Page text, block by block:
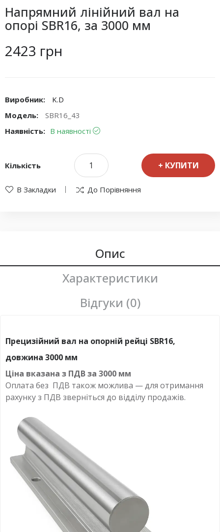
Напрямний лінійний вал на
опорі SBR16, за 3000 мм
2423 грн
Виробник:
K.D
Модель:
SBR16_43
Наявність: В наявності
Кількість КУПИТИ
В Закладки До Порівняння
Опис
Характеристики
Відгуки (0)
Прецизійний вал на опорній рейці SBR16,
довжина 3000 мм
Ціна вказана з ПДВ за 3000 мм
Оплата без ПДВ також можлива — для отримання
рахунку з ПДВ зверніться до відділу продажів.